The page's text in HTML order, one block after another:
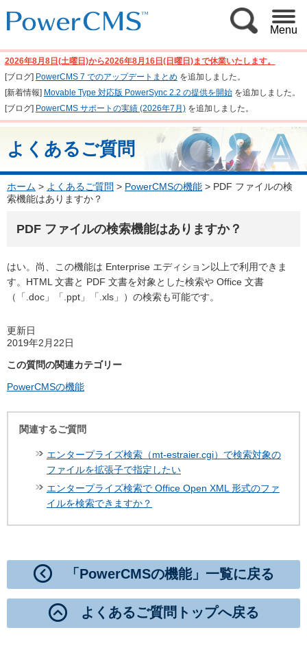
Menu
2026年8月8日(土曜日)から2026年8月16日(日曜日)まで休業いたします。
[ブログ] PowerCMS 7 でのアップデートまとめ を追加しました。
[新着情報] Movable Type 対応版 PowerSync 2.2 の提供を開始を追加しました。
[ブログ] PowerCMS サポートの実績 (2026年7月)を追加しました。
よくあるご質問
ホーム > よくあるご質問 > PowerCMSの機能 > PDF ファイルの検
索機能はありますか？
PDF ファイルの検索機能はありますか？
はい。尚、この機能は Enterprise エディション以上で利用できま
す。HTML 文書と PDF 文書を対象とした検索や Office 文書
（「.doc」「.ppt」「.xls」）の検索も可能です。
更新日
2019年2月22日
この質問の関連カテゴリー
PowerCMSの機能
関連するご質問
エンタープライズ検索（mt-estraier.cgi）で検索対象の
ファイルを拡張子で指定したい
エンタープライズ検索で Office Open XML 形式のファ
イルを検索できますか？
「PowerCMSの機能」一覧に戻る
よくあるご質問トップへ戻る